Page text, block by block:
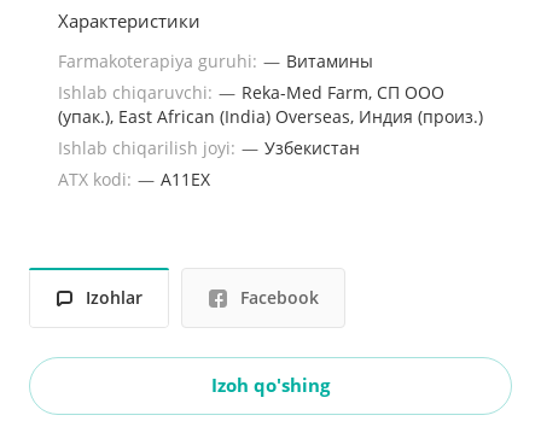
Характеристики
Farmakoterapiya guruhi: — Витамины
Ishlab chiqaruvchi: — Reka-Med Farm, СП ООО
(упак.), East African (India) Overseas, Индия (произ.)
Ishlab chiqarilish joyi: — Узбекистан
ATX kodi: — A11EX
Izohlar Facebook
Izoh qo'shing